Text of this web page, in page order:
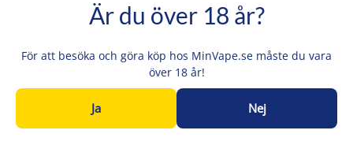
struktur. Silikonremmen ger extra säkerhet för att
förhindra skador och läckage.
15. Hur fungerar låsspärren på Vaporesso Armour Max
220W?
Är du över 18 år?
För att besöka och göra köp hos MinVape.se måste du vara
över 18 år!
Ja Nej